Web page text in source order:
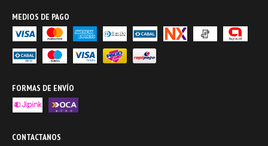
MEDIOS DE PAGO
FORMAS DE ENVÍO
CONTACTANOS